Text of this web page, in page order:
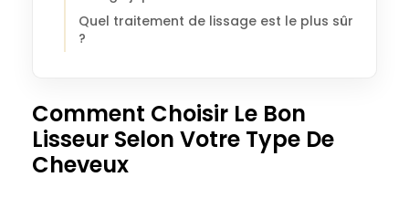
Quel traitement de lissage est le plus sûr
?
Comment Choisir Le Bon
Lisseur Selon Votre Type De
Cheveux